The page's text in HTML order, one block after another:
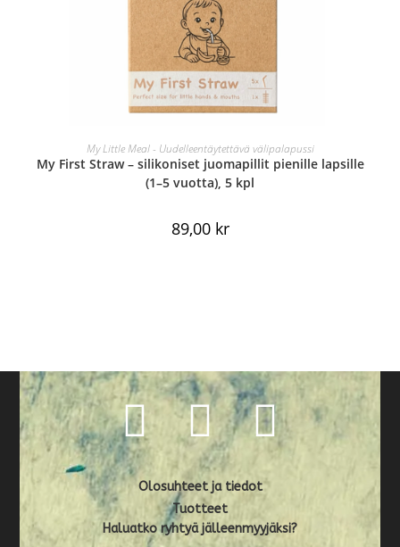
LISÄÄ OSTOSKORIIN
My Little Meal - Uudelleentäytettävä välipalapussi
My First Straw – silikoniset juomapillit pienille lapsille
(1–5 vuotta), 5 kpl
89,00 kr
Olosuhteet ja tiedot
Tuotteet
Haluatko ryhtyä jälleenmyyjäksi?